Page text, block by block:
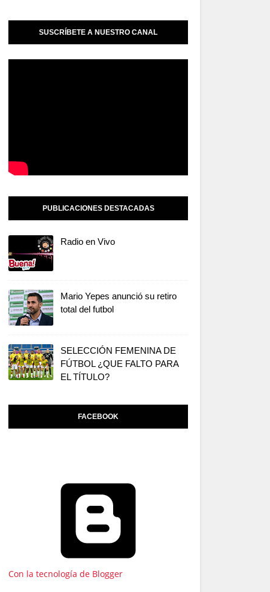
SUSCRÍBETE A NUESTRO CANAL
PUBLICACIONES DESTACADAS
Radio en Vivo
Mario Yepes anunció su retiro
total del futbol
SELECCIÓN FEMENINA DE
FÚTBOL ¿QUE FALTO PARA
EL TÍTULO?
FACEBOOK
Con la tecnología de Blogger